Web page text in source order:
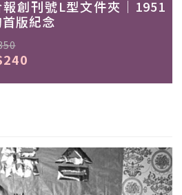
報創刊號L型文件夾｜1951
版紀念